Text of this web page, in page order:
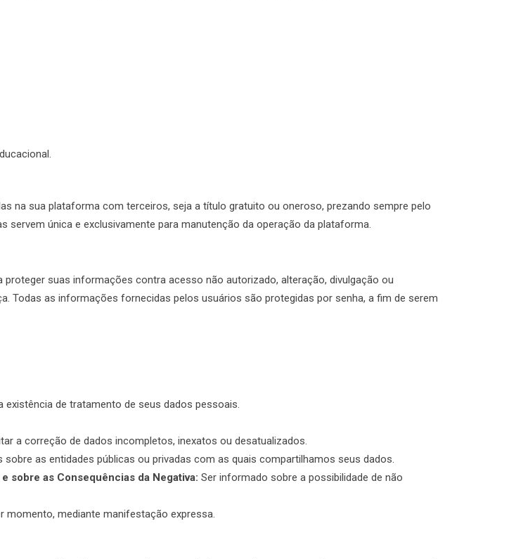
na sua plataforma com terceiros, seja a título gratuito ou oneroso, prezando sempre pelo
única e exclusivamente para manutenção da operação da plataforma.
suas informações contra acesso não autorizado, alteração, divulgação ou
Todas as informações fornecidas pelos usuários são protegidas por senha, a fim de serem
existência de tratamento de seus dados pessoais.
a correção de dados incompletos, inexatos ou desatualizados.
sobre as entidades públicas ou privadas com as quais compartilhamos seus dados.
sobre as Consequências da Negativa: Ser informado sobre a possibilidade de não
momento, mediante manifestação expressa.